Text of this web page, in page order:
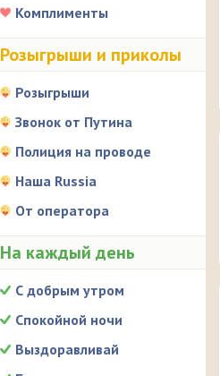
Комплименты
Розыгрыши и приколы
Розыгрыши
Звонок от Путина
Полиция на проводе
Наша Russia
От оператора
На каждый день
С добрым утром
Спокойной ночи
Выздоравливай